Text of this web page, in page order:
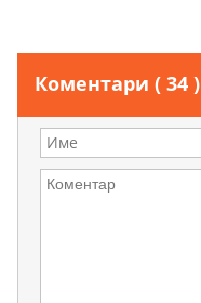
Коментари ( 34 )